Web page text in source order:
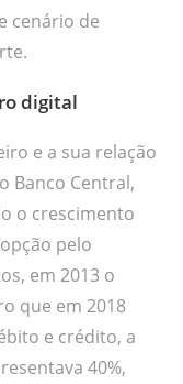
cenário de
digital
e a sua relação
Banco Central,
o crescimento
pelo
em 2013 o
que em 2018
e crédito, a
40%,